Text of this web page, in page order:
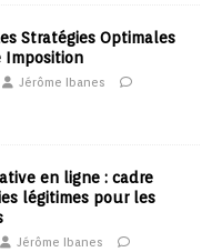
Stratégies Optimales
Imposition
Jérôme Ibanes
en ligne : cadre
légitimes pour les
Jérôme Ibanes